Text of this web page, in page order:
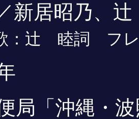
新居昭乃、
辻 睦詞 フレ
局「沖縄・